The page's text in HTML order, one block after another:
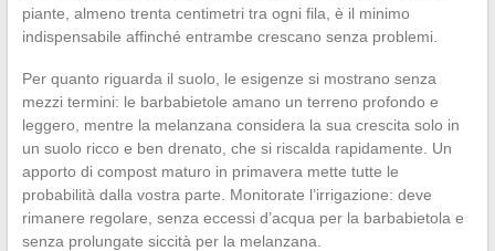
piante, almeno trenta centimetri tra ogni fila, è il minimo
indispensabile affinché entrambe crescano senza problemi.
Per quanto riguarda il suolo, le esigenze si mostrano senza
mezzi termini: le barbabietole amano un terreno profondo e
leggero, mentre la melanzana considera la sua crescita solo in
un suolo ricco e ben drenato, che si riscalda rapidamente. Un
apporto di compost maturo in primavera mette tutte le
probabilità dalla vostra parte. Monitorate l’irrigazione: deve
rimanere regolare, senza eccessi d’acqua per la barbabietola e
senza prolungate siccità per la melanzana.